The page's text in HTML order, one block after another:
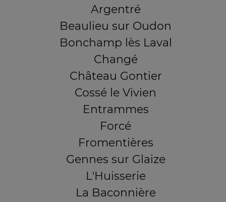
Argentré
Beaulieu sur Oudon
Bonchamp lès Laval
Changé
Château Gontier
Cossé le Vivien
Entrammes
Forcé
Fromentières
Gennes sur Glaize
L'Huisserie
La Baconnière